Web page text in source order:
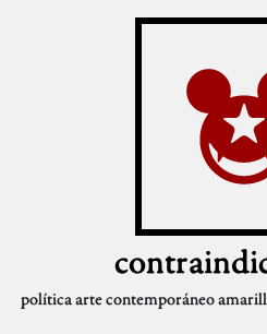
políticaarte contemporáneo